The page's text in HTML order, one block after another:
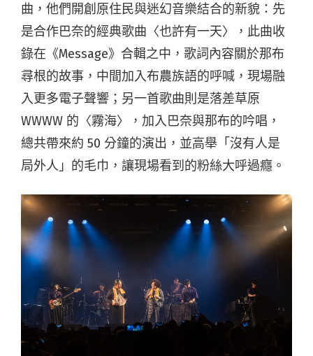
曲，他們開創原住民與迷幻音樂結合的新貌：先
是合作巴奈的經典歌曲〈也許有一天〉，此曲收
錄在《Message》合輯之中，歌詞內容關於那布
尋根的故事，中間加入布農族語的呼喊，現場融
入更多電子聲響；另一首歌曲則是落差草原
WWWW 的〈霧海〉，加入巴奈與那布的吟唱，
總共帶來約 50 分鐘的演出，並高舉「沒有人是
局外人」的毛巾，讓現場看到的粉絲大呼過癮。